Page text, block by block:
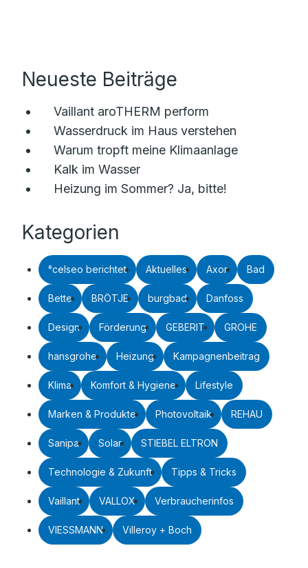
Neueste Beiträge
Vaillant aroTHERM perform
Wasserdruck im Haus verstehen
Warum tropft meine Klimaanlage
Kalk im Wasser
Heizung im Sommer? Ja, bitte!
Kategorien
°celseo berichtet Aktuelles Axor Bad
Bette BRÖTJE burgbad Danfoss
Design Förderung GEBERIT GROHE
hansgrohe Heizung Kampagnenbeitrag
Klima Komfort & Hygiene Lifestyle
Marken & Produkte Photovoltaik REHAU
Sanipa Solar STIEBEL ELTRON
Technologie & Zukunft Tipps & Tricks
Vaillant VALLOX Verbraucherinfos
VIESSMANN Villeroy + Boch